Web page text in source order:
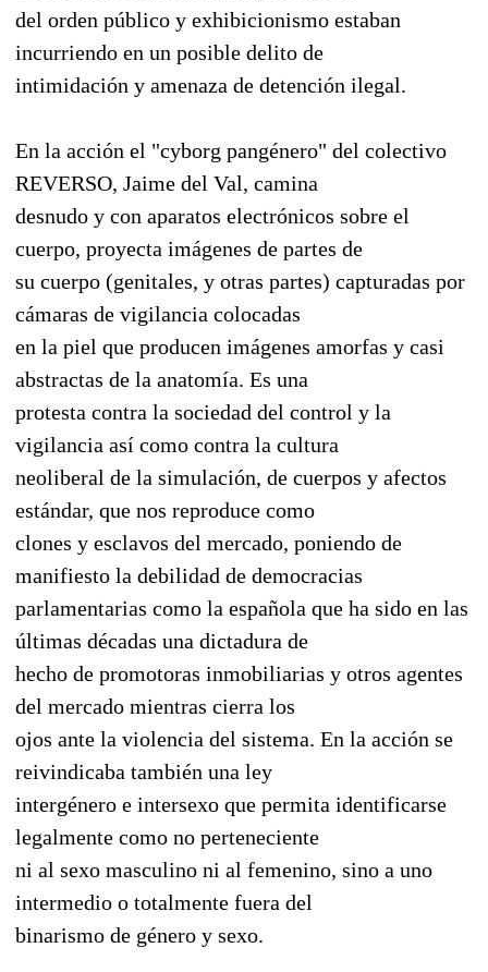
del orden público y exhibicionismo estaban
incurriendo en un posible delito de
intimidación y amenaza de detención ilegal.
En la acción el "cyborg pangénero" del colectivo
REVERSO, Jaime del Val, camina
desnudo y con aparatos electrónicos sobre el
cuerpo, proyecta imágenes de partes de
su cuerpo (genitales, y otras partes) capturadas por
cámaras de vigilancia colocadas
en la piel que producen imágenes amorfas y casi
abstractas de la anatomía. Es una
protesta contra la sociedad del control y la
vigilancia así como contra la cultura
neoliberal de la simulación, de cuerpos y afectos
estándar, que nos reproduce como
clones y esclavos del mercado, poniendo de
manifiesto la debilidad de democracias
parlamentarias como la española que ha sido en las
últimas décadas una dictadura de
hecho de promotoras inmobiliarias y otros agentes
del mercado mientras cierra los
ojos ante la violencia del sistema. En la acción se
reivindicaba también una ley
intergénero e intersexo que permita identificarse
legalmente como no perteneciente
ni al sexo masculino ni al femenino, sino a uno
intermedio o totalmente fuera del
binarismo de género y sexo.